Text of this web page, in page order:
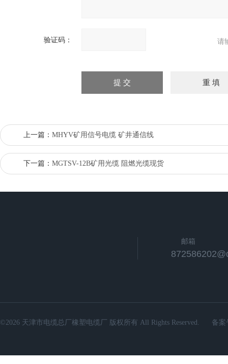
验证码： 请
上一篇： MHYV矿用信号电缆 矿井通信线
下一篇： MGTSV-12B矿用光缆 阻燃光缆现货
邮箱
©2026 天津市电缆总厂橡塑电缆厂 版权所有 All Rights Reserved. 备案